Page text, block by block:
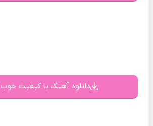
دانلود آهنگ با کیفیت خوب 128